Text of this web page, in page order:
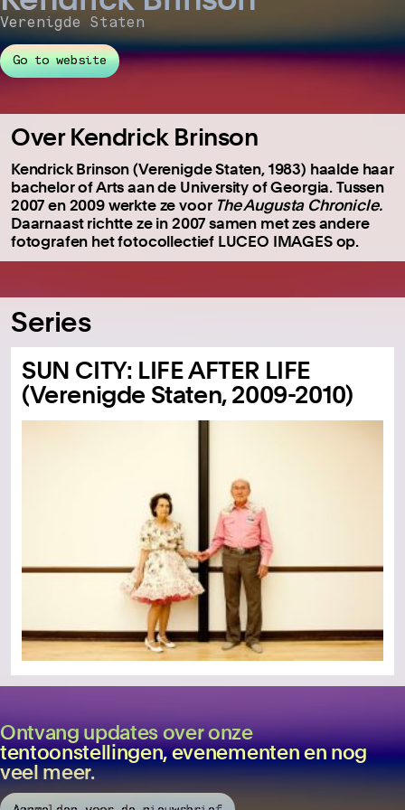
Verenigde Staten
Go to website
Over Kendrick Brinson
Kendrick Brinson (Verenigde Staten, 1983) haalde haar
bachelor of Arts aan de University of Georgia. Tussen
2007 en 2009 werkte ze voor The Augusta Chronicle.
Daarnaast richtte ze in 2007 samen met zes andere
fotografen het fotocollectief LUCEO IMAGES op.
Series
SUN CITY: LIFE AFTER LIFE
(Verenigde Staten, 2009-2010)
Ontvang updates over onze
tentoonstellingen, evenementen en nog
veel meer.